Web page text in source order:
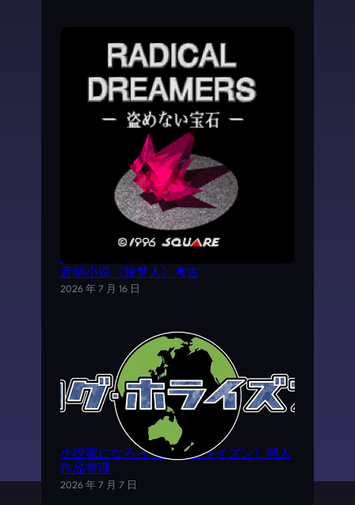
音响小说《旅梦人》考古
2026 年 7 月 16 日
小説家になろう《ログ·ホライズン》同人
作品整理
2026 年 7 月 7 日